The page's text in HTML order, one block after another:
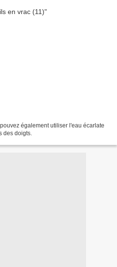
également utiliser l'eau écarlate
des doigts.